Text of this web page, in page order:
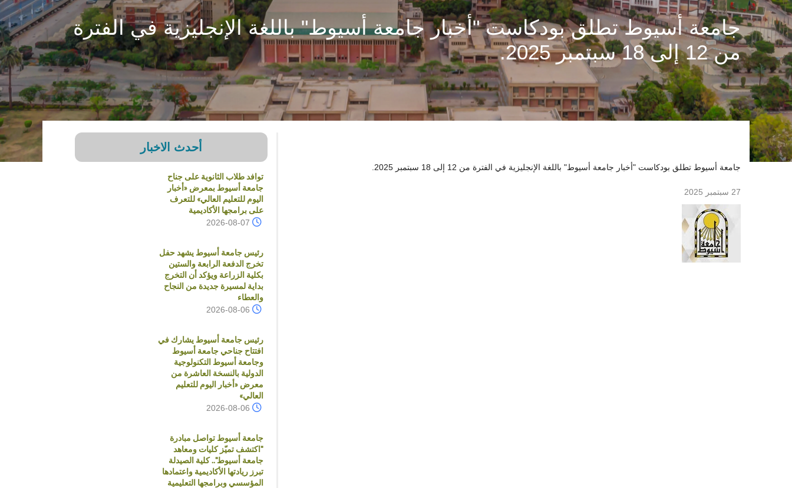
جامعة أسيوط تطلق بودكاست "أخبار جامعة أسيوط" باللغة الإنجليزية في الفترة
من 12 إلى 18 سبتمبر 2025.
جامعة أسيوط تطلق بودكاست "أخبار جامعة أسيوط" باللغة الإنجليزية في الفترة من 12 إلى 18 سبتمبر 2025.
27 سبتمبر 2025
أحدث الاخبار
توافد طلاب الثانوية على جناح
جامعة أسيوط بمعرض «أخبار
اليوم للتعليم العالي» للتعرف
على برامجها الأكاديمية
2026-08-07
رئيس جامعة أسيوط يشهد حفل
تخرج الدفعة الرابعة والستين
بكلية الزراعة ويؤكد أن التخرج
بداية لمسيرة جديدة من النجاح
والعطاء
2026-08-06
رئيس جامعة أسيوط يشارك في
افتتاح جناحي جامعة أسيوط
وجامعة أسيوط التكنولوجية
الدولية بالنسخة العاشرة من
معرض «أخبار اليوم للتعليم
العالي»
2026-08-06
جامعة أسيوط تواصل مبادرة
"اكتشف تميّز كليات ومعاهد
جامعة أسيوط".. كلية الصيدلة
تبرز ريادتها الأكاديمية واعتمادها
المؤسسي وبرامجها التعليمية